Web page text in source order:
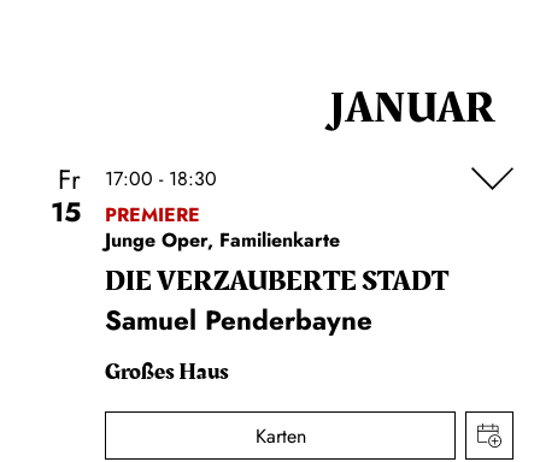
JANUAR
Fr
15
17:00 - 18:30
PREMIERE
Junge Oper, Familienkarte
DIE VERZAUBERTE STADT
Samuel Penderbayne
Großes Haus
Karten